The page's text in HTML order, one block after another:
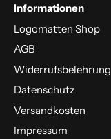
Informationen
Logomatten Shop
AGB
Widerrufsbelehrung
Datenschutz
Versandkosten
Impressum